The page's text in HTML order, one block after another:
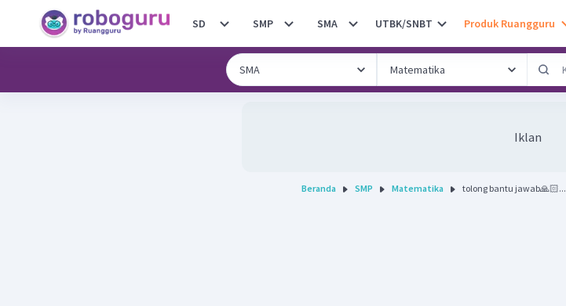
SD SMP SMA UTBK/SNBT Produk Ruangguru
Iklan
Beranda SMP Matematika tolong bantu jawab🙏🏻...